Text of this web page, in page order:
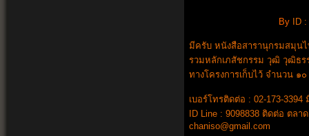
By ID
มีครับ หนังสือสารานุกรมสมุน
รวมหลักเภสัชกรรม วุฒิ วุฒิธร
ทางโครงการเก็บไว้ จำนวน ๑
เบอร์โทรติดต่อ : 02-173-3394
ID Line : 9098838 ติดต่อ ตล
chaniso@gmail.com